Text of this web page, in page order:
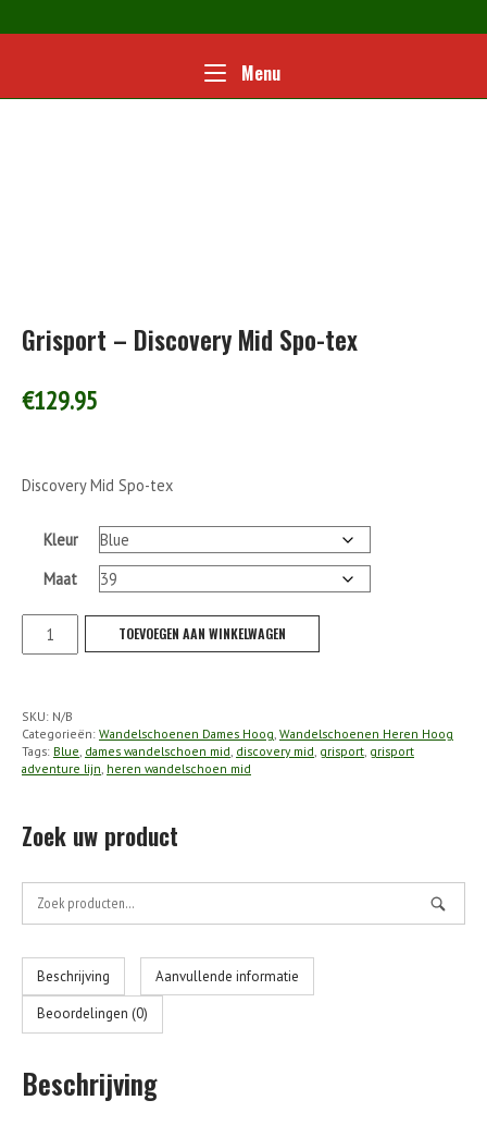
naar
Home
MenuMenu
Grisport – Discovery Mid Spo-tex
€129.95
Discovery Mid Spo-tex
Kleur
Maat
Grisport
-
Spo-
tex
aantal
TOEVOEGEN AAN WINKELWAGEN
SKU: N/B
Categorieën: Wandelschoenen Dames Hoog Wandelschoenen Heren Hoog
Tags: Blue dames wandelschoen mid discovery mid grisport grisport
adventure lijn heren wandelschoen mid
Zoek uw product
Zoek
naar:
Beschrijving Aanvullende informatie
Beoordelingen (0)
Beschrijving